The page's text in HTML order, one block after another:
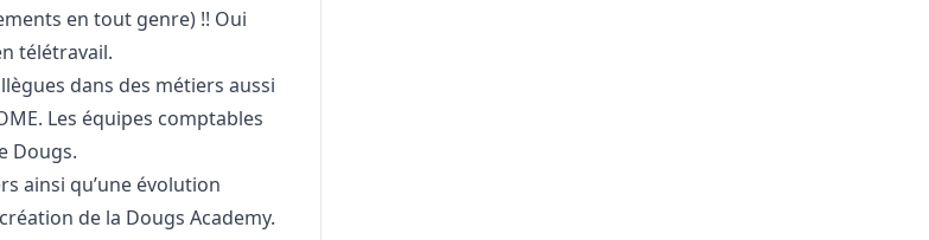
en tout genre) !! Oui
télétravail.
dans des métiers aussi
Les équipes comptables
Dougs.
ainsi qu’une évolution
de la Dougs Academy.